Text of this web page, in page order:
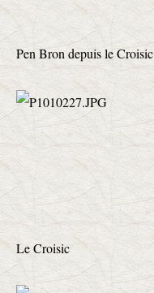
Pen Bron depuis le Croisic
Le Croisic